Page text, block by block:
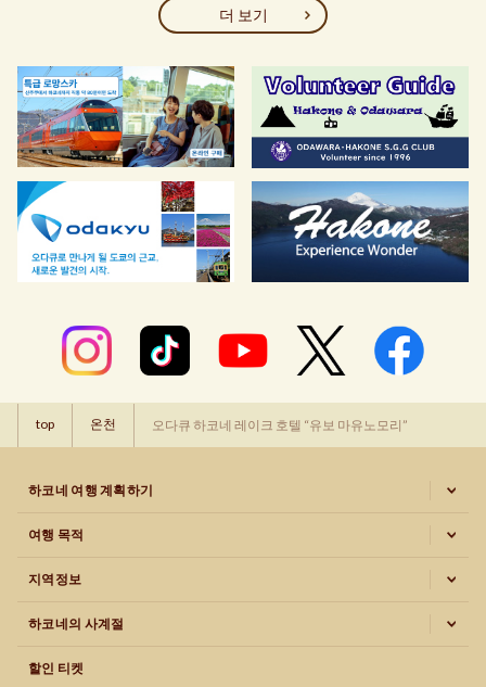
더 보기
top 온천 오다큐 하코네 레이크 호텔 “유보 마유노모리”
하코네 여행 계획하기
여행 목적
지역정보
하코네의 사계절
할인 티켓